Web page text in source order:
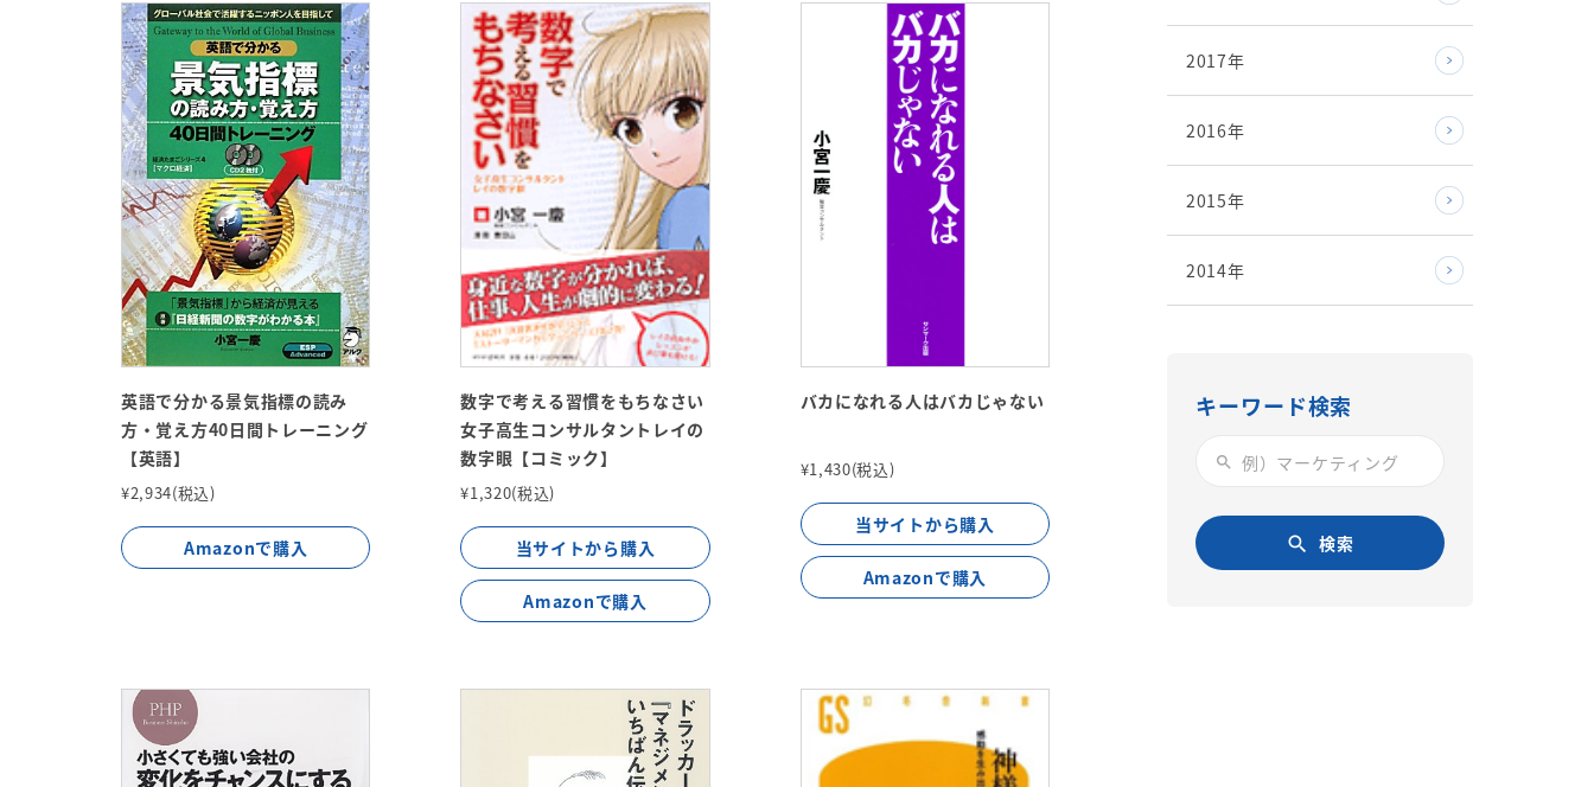
英語で分かる景気指標の読み
方・覚え方40日間トレーニング
【英語】
¥2,934(税込)
Amazonで購入
数字で考える習慣をもちなさい
女子高生コンサルタントレイの
数字眼【コミック】
¥1,320(税込)
当サイトから購入
Amazonで購入
バカになれる人はバカじゃない
¥1,430(税込)
当サイトから購入
Amazonで購入
2017年
2016年
2015年
2014年
キーワード検索
search
search 検索